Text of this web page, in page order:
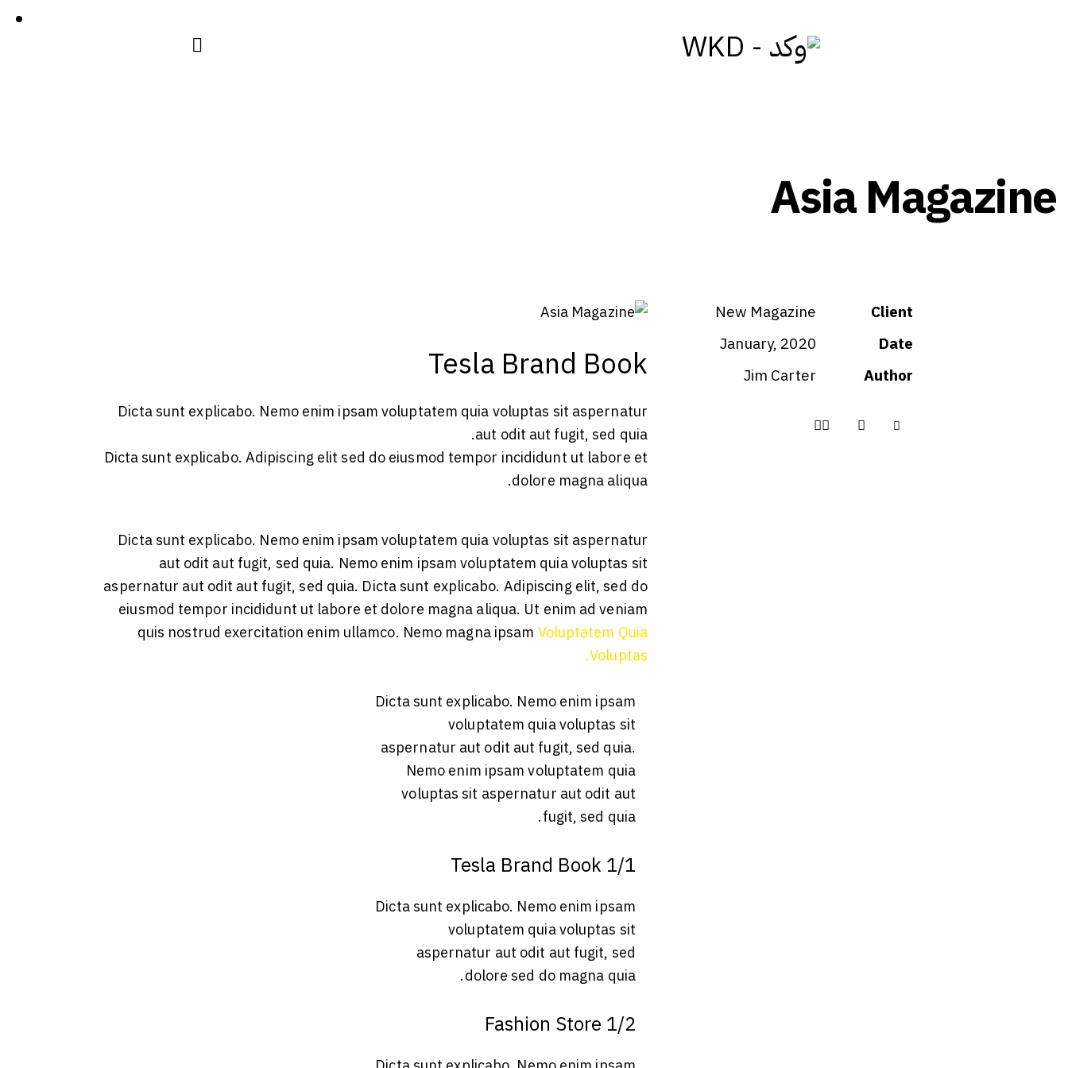
Asia Magazine
Client
New Magazine
Date
January, 2020
Author
Jim Carter
Tesla Brand Book
Dicta sunt explicabo. Nemo enim ipsam voluptatem quia voluptas sit aspernatur
aut odit aut fugit, sed quia.
Dicta sunt explicabo. Adipiscing elit sed do eiusmod tempor incididunt ut labore et
dolore magna aliqua.
Dicta sunt explicabo. Nemo enim ipsam voluptatem quia voluptas sit aspernatur
aut odit aut fugit, sed quia. Nemo enim ipsam voluptatem quia voluptas sit
aspernatur aut odit aut fugit, sed quia. Dicta sunt explicabo. Adipiscing elit, sed do
eiusmod tempor incididunt ut labore et dolore magna aliqua. Ut enim ad veniam
quis nostrud exercitation enim ullamco. Nemo magna ipsam Voluptatem Quia
Voluptas.
Dicta sunt explicabo. Nemo enim ipsam
voluptatem quia voluptas sit
aspernatur aut odit aut fugit, sed quia.
Nemo enim ipsam voluptatem quia
voluptas sit aspernatur aut odit aut
fugit, sed quia.
1/1 Tesla Brand Book
Dicta sunt explicabo. Nemo enim ipsam
voluptatem quia voluptas sit
aspernatur aut odit aut fugit, sed
dolore sed do magna quia.
1/2 Fashion Store